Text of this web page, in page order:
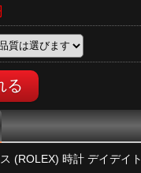
(ROLEX) 時計 デイデイト